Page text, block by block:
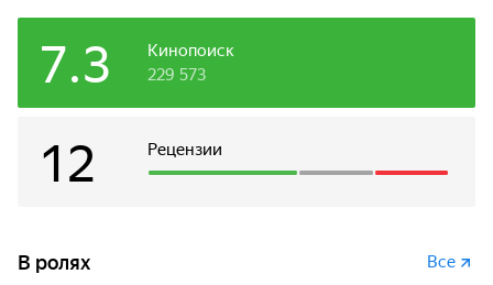
и выяснить — кто из них лучший сыщик в городе.
Кинопоиск
7.3 229 573
Рецензии
12
В ролях Все